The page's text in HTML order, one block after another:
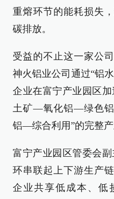
重熔环节的能耗损失
碳排放。
受益的不止这一家公
神火铝业公司通过“铝
企业在富宁产业园区
土矿—氧化铝—绿色
铝—综合利用”的完整产
富宁产业园区管委会
环串联起上下游生产
企业共享低成本、低